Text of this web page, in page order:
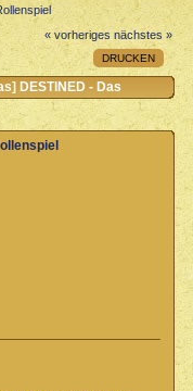
« vorheriges nächstes »
DRUCKEN
DESTINED - Das